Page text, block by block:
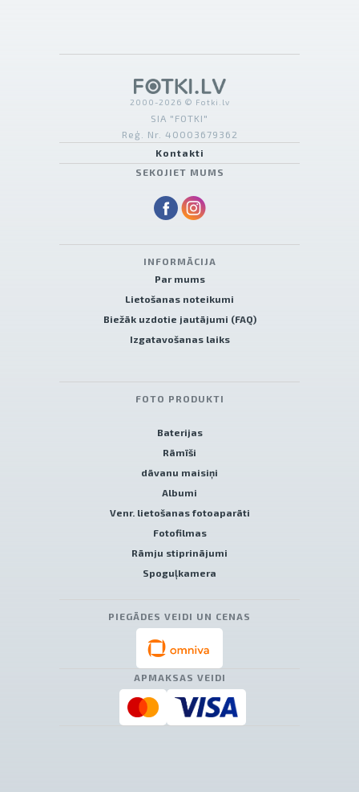
2000-2026 © Fotki.lv
SIA "FOTKI"
Reģ. Nr. 40003679362
Kontakti
SEKOJIET MUMS
INFORMĀCIJA
Par mums
Lietošanas noteikumi
Biežāk uzdotie jautājumi (FAQ)
Izgatavošanas laiks
FOTO PRODUKTI
Baterijas
Rāmīši
dāvanu maisiņi
Albumi
Venr. lietošanas fotoaparāti
Fotofilmas
Rāmju stiprinājumi
Spoguļkamera
PIEGĀDES VEIDI UN CENAS
APMAKSAS VEIDI